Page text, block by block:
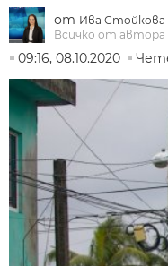
от Ива Стойкова
Всичко от автора
09:16, 08.10.2020